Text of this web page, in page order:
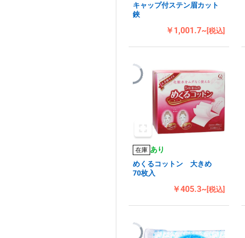
キャップ付ステン眉カット
鋏
￥1,001.7~[税込]
在庫 あり
めくるコットン 大きめ
70枚入
￥405.3~[税込]